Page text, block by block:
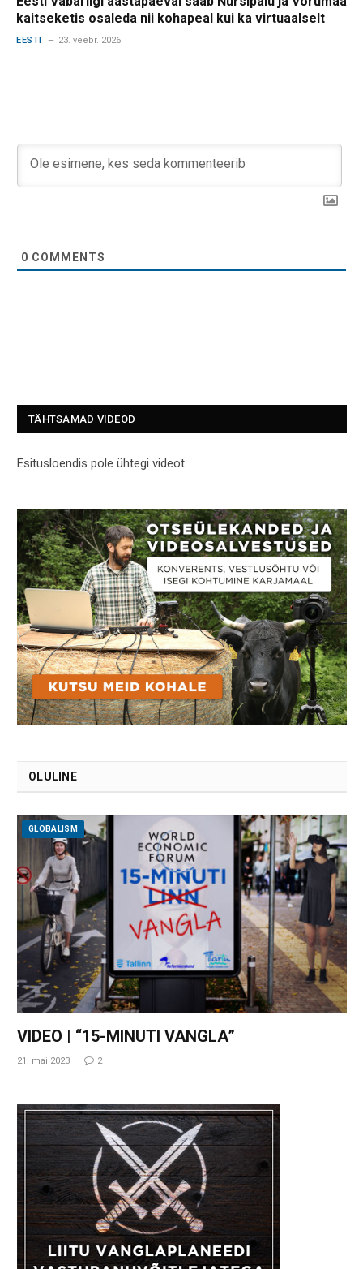
kaitseketis osaleda nii kohapeal kui ka virtuaalselt
EESTI 23. veebr. 2026
0 COMMENTS
TÄHTSAMAD VIDEOD
Esitusloendis pole ühtegi videot.
OLULINE
GLOBALISM
VIDEO | “15-MINUTI VANGLA”
21. mai 2023 2